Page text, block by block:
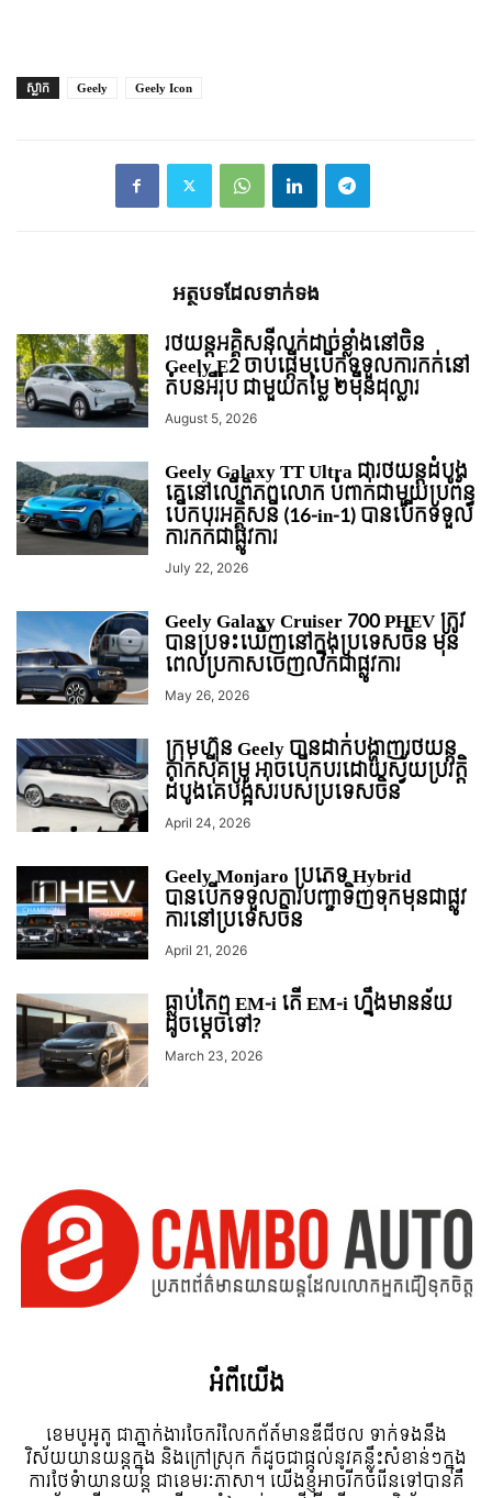
ស្លាក Geely Geely Icon
អត្ថបទ​ដែល​ទាក់ទង
រថយន្ដអគ្គិសនីលក់ដាច់ខ្លាំងនៅចិន
Geely E2 ចាប់ផ្តើមបើកទទួលការកក់នៅ
តំបន់អឺរ៉ុប ជាមួយតម្លៃ ២ម៉ឺនដុល្លារ
August 5, 2026
Geely Galaxy TT Ultra ជារថយន្ដដំបូង
គេនៅលើពិភពលោក បំពាក់ជាមួយប្រព័ន្ធ
បើកបរអគ្គិសនី (16-in-1) បានបើកទទួល
ការកក់ជាផ្លូវការ
July 22, 2026
Geely Galaxy Cruiser 700 PHEV ត្រូវ
បានប្រទះឃើញនៅក្នុងប្រទេសចិន មុន
ពេលប្រកាសចេញលក់ជាផ្លូវការ
May 26, 2026
ក្រុមហ៊ុន Geely បានដាក់បង្ហាញរថយន្ត
តាក់ស៊ីគម្រូ អាចបើកបរដោយស្វ័យប្រវត្តិ
ដំបូងគេបង្អស់របស់ប្រទេសចិន
April 24, 2026
Geely Monjaro ប្រភេទ Hybrid
បានបើកទទួលការបញ្ជាទិញទុកមុនជាផ្លូវ
ការនៅប្រទេសចិន
April 21, 2026
ធ្លាប់តែឮ EM-i តើ EM-i ហ្នឹងមានន័យ
ដូចម្តេចទៅ?
March 23, 2026
អំពី​យើង
ខេមបូអូតូ ជាភ្នាក់ងារចែករំលែកព័ត៍មានឌីជីថល ទាក់ទងនឹង
វិស័យយានយន្តក្នុង និងក្រៅស្រុក ក៏ដូចជាផ្តល់នូវគន្លឹះសំខាន់ៗក្នុង
ការថែទំាយានយន្ត ជាខេមរៈភាសា។ យើងខ្ញុំអាចរីកចំរើនទៅបានគឺ